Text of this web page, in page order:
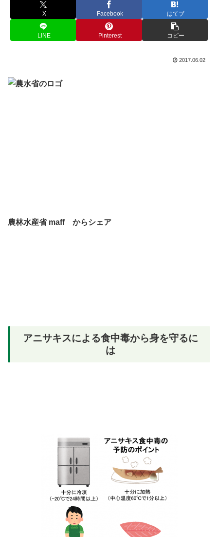
X Facebook はてブ
LINE Pinterest コピー
2017.06.02
農林水産省 maff からシェア
アニサキスによる食中毒から身を守るに
は